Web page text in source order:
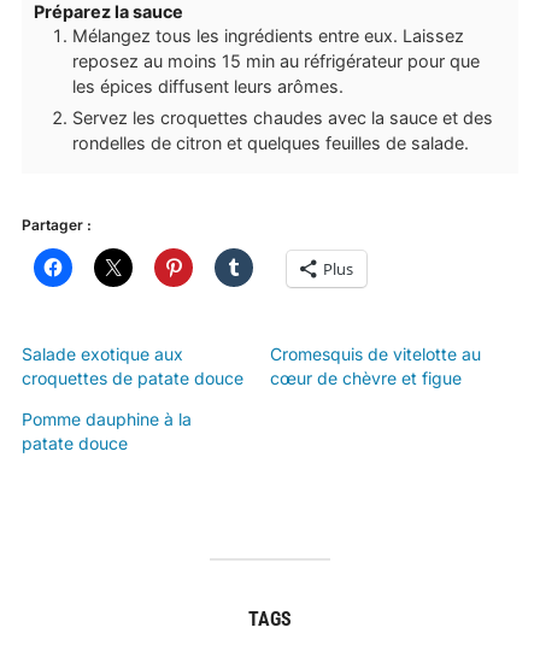
Préparez la sauce
Mélangez tous les ingrédients entre eux. Laissez
reposez au moins 15 min au réfrigérateur pour que
les épices diffusent leurs arômes.
Servez les croquettes chaudes avec la sauce et des
rondelles de citron et quelques feuilles de salade.
Partager :
Plus
Salade exotique aux
croquettes de patate douce
Cromesquis de vitelotte au
cœur de chèvre et figue
Pomme dauphine à la
patate douce
TAGS